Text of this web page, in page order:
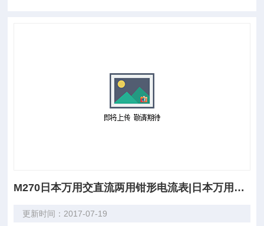
M270日本万用交直流两用钳形电流表|日本万用MULTI1
更新时间：2017-07-19